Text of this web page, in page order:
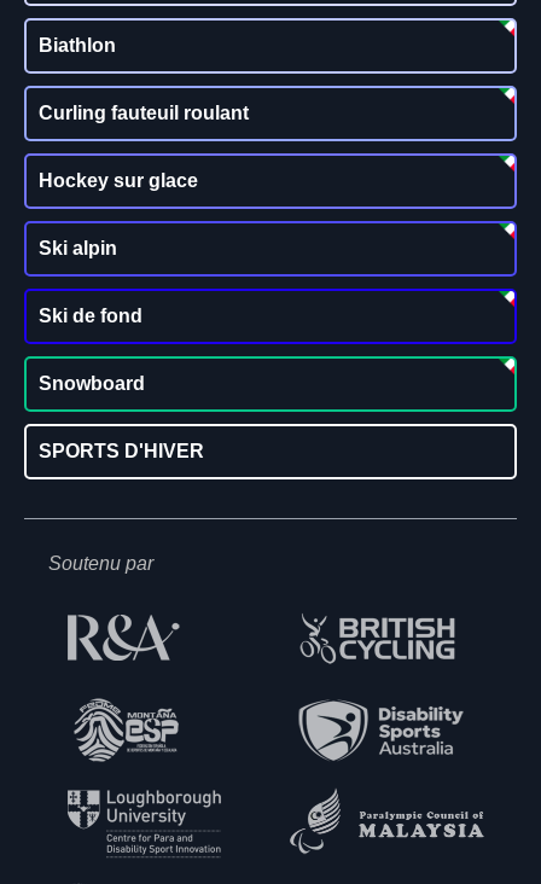
Biathlon
Curling fauteuil roulant
Hockey sur glace
Ski alpin
Ski de fond
Snowboard
SPORTS D'HIVER
Soutenu par